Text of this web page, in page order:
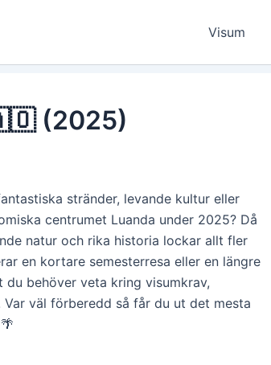
Visum
(2025)
stränder, levande kultur eller
centrumet Luanda under 2025? Då
natur och rika historia lockar allt fler
en kortare semesterresa eller en längre
behöver veta kring visumkrav,
väl förberedd så får du ut det mesta